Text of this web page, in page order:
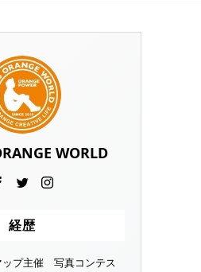
WORLD
経歴
ップ主催 写真コンテス